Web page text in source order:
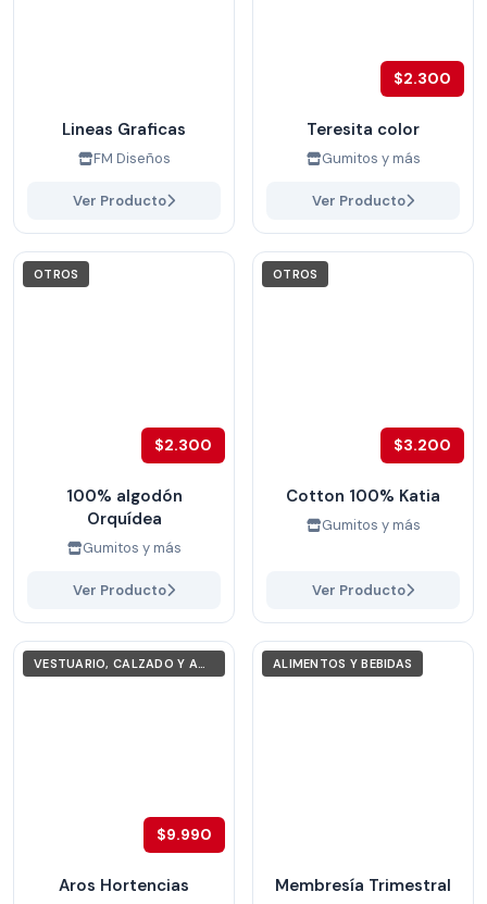
Lineas Graficas
FM Diseños
Ver Producto
$2.300
Teresita color
Gumitos y más
Ver Producto
OTROS
$2.300
100% algodón
Orquídea
Gumitos y más
Ver Producto
OTROS
$3.200
Cotton 100% Katia
Gumitos y más
Ver Producto
VESTUARIO, CALZADO Y ACCESORIOS
$9.990
Aros Hortencias
ALIMENTOS Y BEBIDAS
Membresía Trimestral